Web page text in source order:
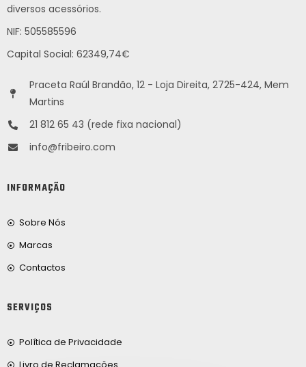
diversos acessórios.
NIF: 505585596
Capital Social: 62349,74€
Praceta Raúl Brandão, 12 - Loja Direita, 2725-424, Mem
Martins
21 812 65 43 (rede fixa nacional)
info@fribeiro.com
INFORMAÇÃO
Sobre Nós
Marcas
Contactos
SERVIÇOS
Política de Privacidade